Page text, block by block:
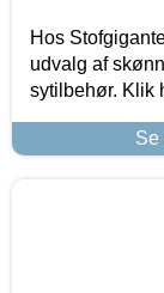
Hos
udvalg af
sytilbehør. Klik
Se